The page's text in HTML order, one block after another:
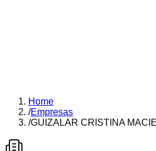
Home
/Empresas
/GUIZALAR CRISTINA